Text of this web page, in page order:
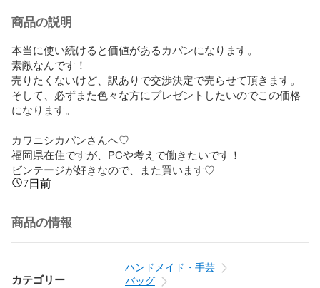
商品の説明
本当に使い続けると価値があるカバンになります。
素敵なんです！
売りたくないけど、訳ありで交渉決定で売らせて頂きます。
そして、必ずまた色々な方にプレゼントしたいのでこの価格
になります。
カワニシカバンさんへ♡
福岡県在住ですが、PCや考えで働きたいです！
ビンテージが好きなので、また買います♡
7日前
商品の情報
カテゴリー
ハンドメイド・手芸
バッグ